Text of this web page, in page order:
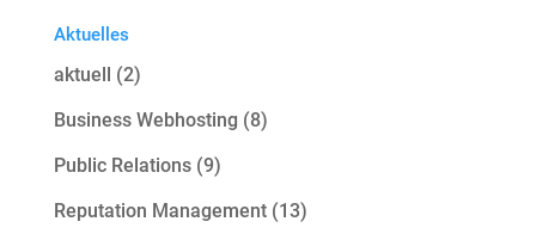
i
v
e
:
Aktuelles
aktuell (2)
Business Webhosting (8)
Public Relations(9)
Reputation Management(13)